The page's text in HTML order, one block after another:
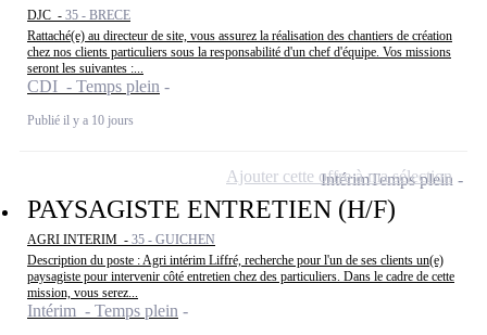
DJC - 35 - BRECE
Rattaché(e) au directeur de site, vous assurez la réalisation des chantiers de création
chez nos clients particuliers sous la responsabilité d'un chef d'équipe. Vos missions
seront les suivantes :...
CDI - Temps plein
Publié il y a 10 jours
PAYSAGISTE ENTRETIEN (H/F)
AGRI INTERIM - 35 - GUICHEN
Description du poste : Agri intérim Liffré, recherche pour l'un de ses clients un(e)
paysagiste pour intervenir côté entretien chez des particuliers. Dans le cadre de cette
mission, vous serez...
Intérim - Temps plein
IntérimTemps plein
Ajouter cette offre à ma sélection